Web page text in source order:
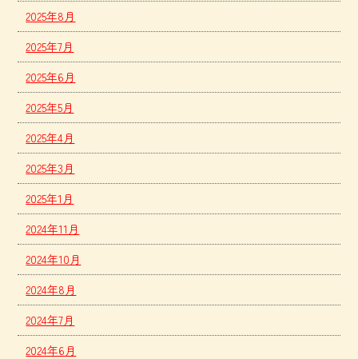
2025年8月
2025年7月
2025年6月
2025年5月
2025年4月
2025年3月
2025年1月
2024年11月
2024年10月
2024年8月
2024年7月
2024年6月